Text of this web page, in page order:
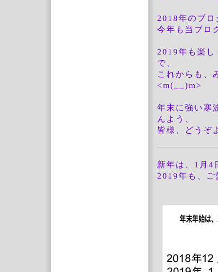
2018年のブロ
今年も当ブロ
2019年も 楽し
で、
これからも、
<m(__)m>
年末に強い寒
んよう、
皆様、どうぞ
新年は、1月4
2019年も、ご